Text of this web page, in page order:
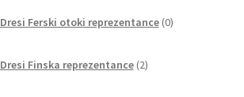
Dresi Ferski otoki reprezentance 0izdelkov
Dresi Finska reprezentance 2izdelka